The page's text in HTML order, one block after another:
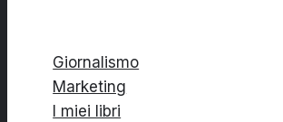
Giornalismo
Marketing
I miei libri